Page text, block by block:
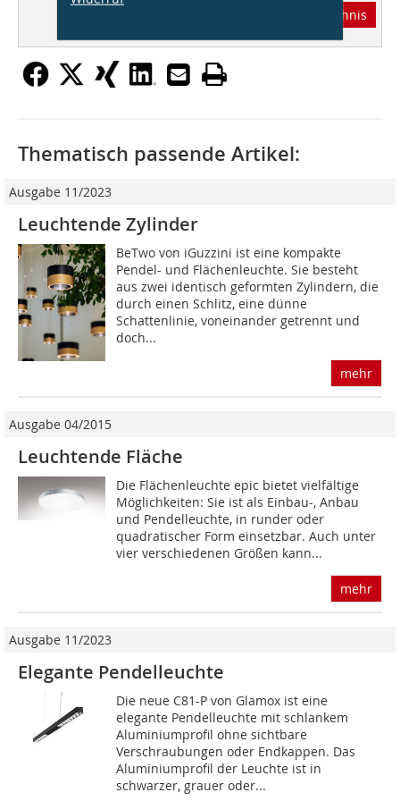
Inhaltsverzeichnis
Thematisch passende Artikel:
Ausgabe 11/2023
Leuchtende Zylinder
BeTwo von iGuzzini ist eine kompakte
Pendel- und Flächenleuchte. Sie besteht
aus zwei identisch geformten Zylindern, die
durch einen Schlitz, eine dünne
Schattenlinie, voneinander getrennt und
doch...
mehr
Ausgabe 04/2015
Leuchtende Fläche
Die Flächenleuchte epic bietet vielfältige
Möglichkeiten: Sie ist als Einbau-, Anbau
und Pendelleuchte, in runder oder
quadratischer Form einsetzbar. Auch unter
vier verschiedenen Größen kann...
mehr
Ausgabe 11/2023
Elegante Pendelleuchte
Die neue C81-P von Glamox ist eine
elegante Pendelleuchte mit schlankem
Aluminiumprofil ohne sichtbare
Verschraubungen oder Endkappen. Das
Aluminiumprofil der Leuchte ist in
schwarzer, grauer oder...